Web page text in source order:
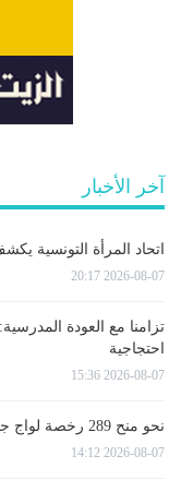
آخر الأخبار
اتحاد المرأة التونسية
2026-08-07 20:17
تزامنا مع العودة
احتجاجية
2026-08-07 15:36
نحو منح 289 رخصة لواج جديدة بولاية صفاقس
2026-08-07 14:12